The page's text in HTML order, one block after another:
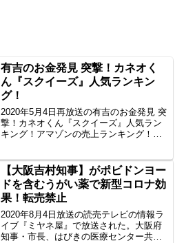
有吉のお金発見 突撃！カネオく
ん『スクイーズ』人気ランキン
グ！
2020年5月4日再放送の有吉のお金発見 突
撃！カネオくん『スクイーズ』人気ラン
キング！アマゾンの売上ランキング！ネ
ーズ』口コミランキング
【大阪吉村知事】がポビドンヨー
ドを含むうがい薬で新型コロナ効
果！転売禁止
2020年8月4日放送の読売テレビの情報ラ
イブ『ミヤネ屋』で放送された。大阪府
知事・市長、はびきの医療センター共同